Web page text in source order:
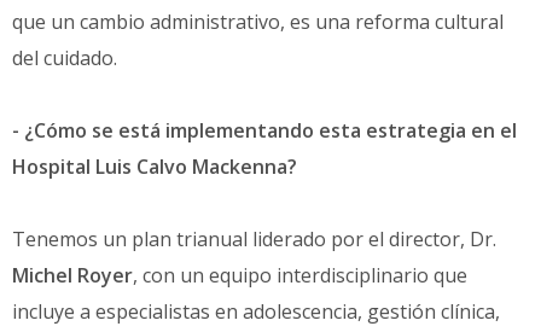
que un cambio administrativo, es una reforma cultural
del cuidado.
- ¿Cómo se está implementando esta estrategia en el
Hospital Luis Calvo Mackenna?
Tenemos un plan trianual liderado por el director, Dr.
Michel Royer, con un equipo interdisciplinario que
incluye a especialistas en adolescencia, gestión clínica,